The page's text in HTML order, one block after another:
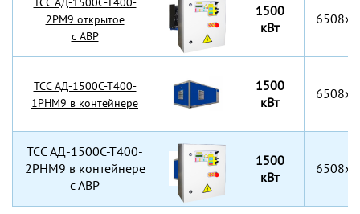
2РМ9 открытое
с АВР
1500
кВт
TCC АД-1500С-Т400-
1РНМ9 в контейнере
1500
кВт
TCC АД-1500С-Т400-
2РНМ9 в контейнере
с АВР
1500
кВт